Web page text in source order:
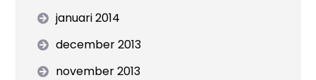
januari 2014
december 2013
november 2013